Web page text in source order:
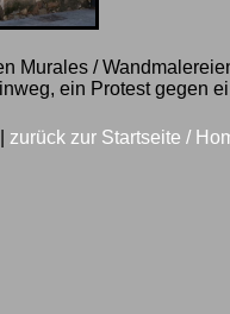
Murales /
ein Protest gegen
zurück zur Startseite /